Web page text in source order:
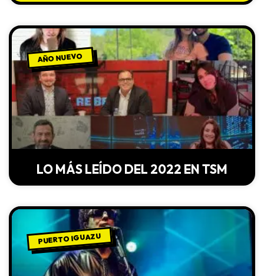
AÑO NUEVO
LO MÁS LEÍDO DEL 2022 EN TSM
PUERTO IGUAZU